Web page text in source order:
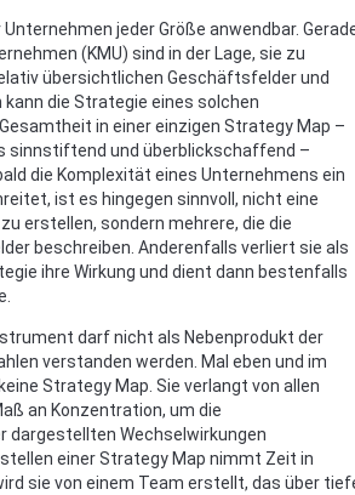
jeder Größe anwendbar.
(KMU) sind in der Lage, sie zu
übersichtlichen Geschäftsfelder und
die Strategie eines solchen
in einer einzigen Strategy Map –
sinnstiftend und überblickschaffend –
die Komplexität eines Unternehmens ein
ist es hingegen sinnvoll, nicht eine
erstellen, sondern mehrere, die die
beschreiben. Anderenfalls verliert sie als
ihre Wirkung und dient dann bestenfalls
darf nicht als Nebenprodukt der
verstanden werden. Mal eben und im
Strategy Map. Sie verlangt von allen
an Konzentration, um die
dargestellten Wechselwirkungen
einer Strategy Map nimmt Zeit in
sie von einem Team erstellt, das über